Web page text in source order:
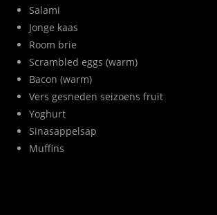
Salami
Jonge kaas
Room brie
Scrambled eggs (warm)
Bacon (warm)
Vers gesneden seizoens fruit
Yoghurt
Sinasappelsap
Muffins